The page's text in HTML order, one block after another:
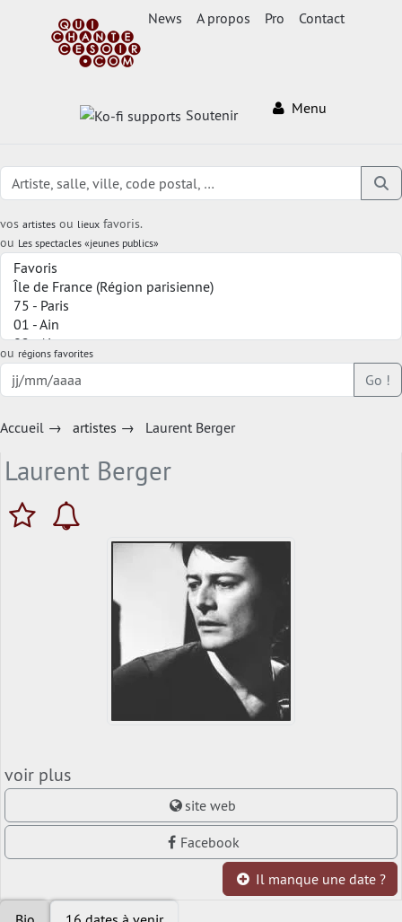
News A propos Pro Contact
Soutenir Menu
vos artistes ou lieux favoris.
ou Les spectacles «jeunes publics»
ou régions favorites
Go !
Accueil → artistes → Laurent Berger
Laurent Berger
voir plus
site web
Facebook
Il manque une date ?